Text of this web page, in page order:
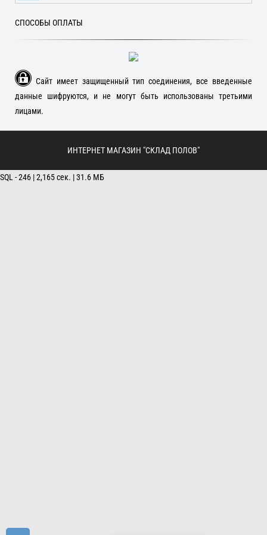
СПОСОБЫ ОПЛАТЫ
Сайт имеет защищенный тип соединения, все введенные
данные шифруются, и не могут быть использованы третьими
лицами.
ИНТЕРНЕТ МАГАЗИН "СКЛАД ПОЛОВ"
SQL - 246 | 2,165 сек. | 31.6 МБ